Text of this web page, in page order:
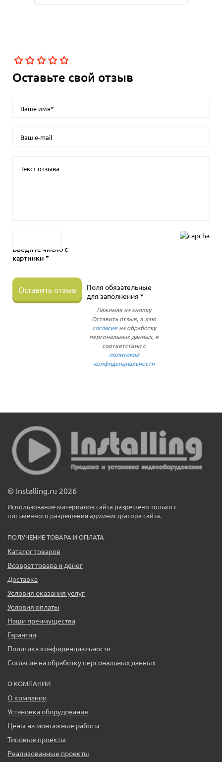
Оставьте свой отзыв
Введите число с
картинки *
Оставить отзыв
Поля обязательные
для заполнения *
Нажимая на кнопку
Оставить отзыв, я даю
согласиена обработку
персональных данных, в
соответствии с
политикой
конфиденциальности
© Installing.ru 2026
Использование материалов сайта разрешено только с
письменного разрешения администратора сайта.
ПОЛУЧЕНИЕ ТОВАРА И ОПЛАТА
Каталог товаров
Возврат товара и денег
Доставка
Условия оказания услуг
Условия оплаты
Наши преимущества
Гарантии
Политика конфиденциальности
Согласие на обработку персональных данных
О КОМПАНИИ
О компании
Установка оборудования
Цены на монтажные работы
Типовые проекты
Реализованные проекты